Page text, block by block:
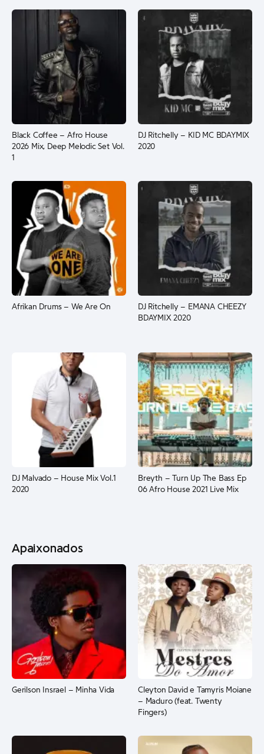
Black Coffee – Afro House
2026 Mix, Deep Melodic Set Vol.
1
DJ Ritchelly – KID MC BDAYMIX
2020
Afrikan Drums – We Are On
DJ Ritchelly – EMANA CHEEZY
BDAYMIX 2020
DJ Malvado – House Mix Vol.1
2020
Breyth – Turn Up The Bass Ep
06 Afro House 2021 Live Mix
Apaixonados
Gerilson Insrael – Minha Vida
Cleyton David e Tamyris Moiane
– Maduro (feat. Twenty
Fingers)